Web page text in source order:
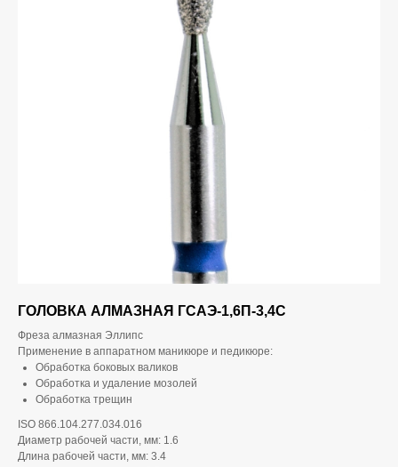
ГОЛОВКА АЛМАЗНАЯ ГСАЭ-1,6П-3,4С
Фреза алмазная Эллипс
Применение в аппаратном маникюре и педикюре:
Обработка боковых валиков
Обработка и удаление мозолей
Обработка трещин
ISO 866.104.277.034.016
Диаметр рабочей части, мм: 1.6
Длина рабочей части, мм: 3.4